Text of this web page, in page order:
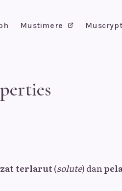
Mustimere Muscrypt
zat terlarut(solute) dan